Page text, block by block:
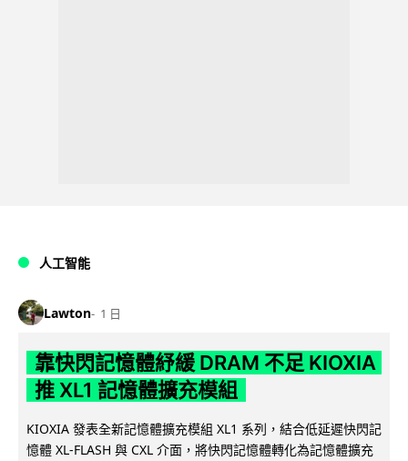
人工智能
Lawton 1 日
靠快閃記憶體紓緩 DRAM 不足 KIOXIA
推 XL1 記憶體擴充模組
KIOXIA 發表全新記憶體擴充模組 XL1 系列，結合低延遲快閃記
憶體 XL-FLASH 與 CXL 介面，將快閃記憶體轉化為記憶體擴充